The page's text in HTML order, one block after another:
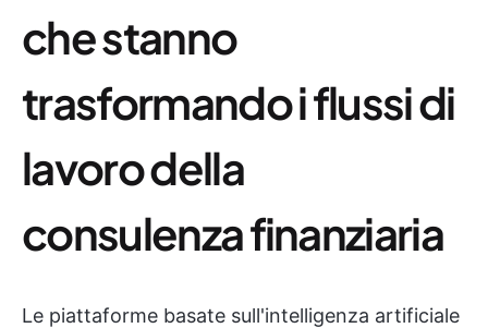
che stanno
trasformando i flussi di
lavoro della
consulenza finanziaria
Le piattaforme basate sull'intelligenza artificiale